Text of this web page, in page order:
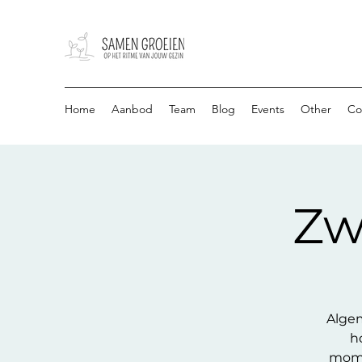
Home Aanbod Team Blog Events Other